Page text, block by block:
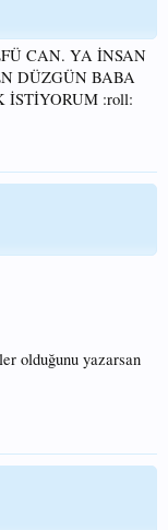
CAN. YA İNSAN
DÜZGÜN BABA
:roll:
olduğunu yazarsan